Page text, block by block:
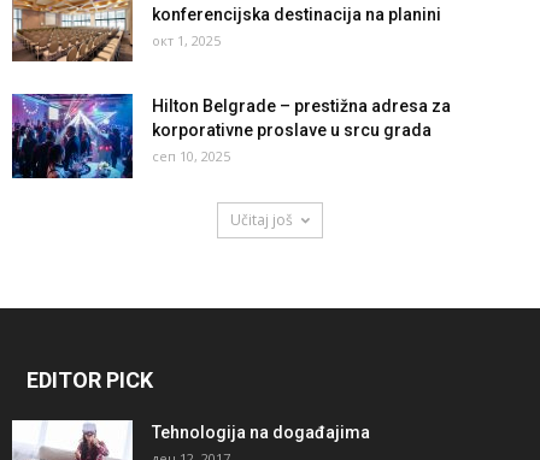
konferencijska destinacija na planini
окт 1, 2025
Hilton Belgrade – prestižna adresa za
korporativne proslave u srcu grada
сеп 10, 2025
Učitaj još
EDITOR PICK
Tehnologija na događajima